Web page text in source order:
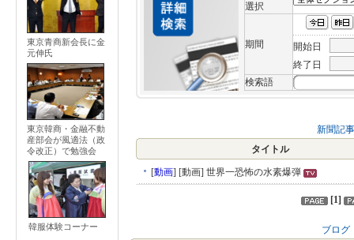
東京青商新会長に金
元伸氏
東京韓商・金融不動
産部会が風適法（政
令改正）で勉強会
韓服体験コーナー
選択
期間
開始日
終了日
検索語
新聞記事
タイトル
[動画] [動画] 世界一恐怖の水素爆弾
[1]
ブログ